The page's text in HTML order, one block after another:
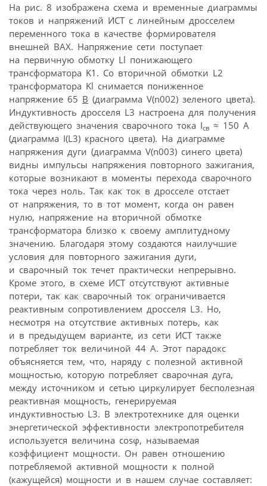
На рис. 8 изображена схема и временные диаграммы
токов и напряжений ИСТ с линейным дросселем
переменного тока в качестве формирователя
внешней ВАХ. Напряжение сети поступает
на первичную обмотку Ll понижающего
трансформатора K1. Со вторичной обмотки L2
трансформатора Kl снимается пониженное
напряжение 65 В (диаграмма V(n002) зеленого цвета).
Индуктивность дросселя L3 настроена для получения
действующего значения сварочного тока Iсв ≈ 150 А
(диаграмма I(L3) красного цвета). На диаграмме
напряжения дуги (диаграмма V(n003) синего цвета)
видны импульсы напряжения повторного зажигания,
которые возникают в моменты перехода сварочного
тока через ноль. Так как ток в дросселе отстает
от напряжения, то в тот момент, когда он равен
нулю, напряжение на вторичной обмотке
трансформатора близко к своему амплитудному
значению. Благодаря этому создаются наилучшие
условия для повторного зажигания дуги,
и сварочный ток течет практически непрерывно.
Кроме этого, в схеме ИСТ отсутствуют активные
потери, так как сварочный ток ограничивается
реактивным сопротивлением дросселя L3. Но,
несмотря на отсутствие активных потерь, как
и в предыдущем варианте, из сети ИСТ также
потребляет ток величиной 44 А. Этот парадокс
объясняется тем, что, наряду с полезной активной
мощностью, которую потребляет сварочная дуга,
между источником и сетью циркулирует бесполезная
реактивная мощность, генерируемая
индуктивностью L3. В электротехнике для оценки
энергетической эффективности электропотребителя
используется величина cosφ, называемая
коэффициент мощности. Он равен отношению
потребляемой активной мощности к полной
(кажущейся) мощности и в нашем случае составляет: